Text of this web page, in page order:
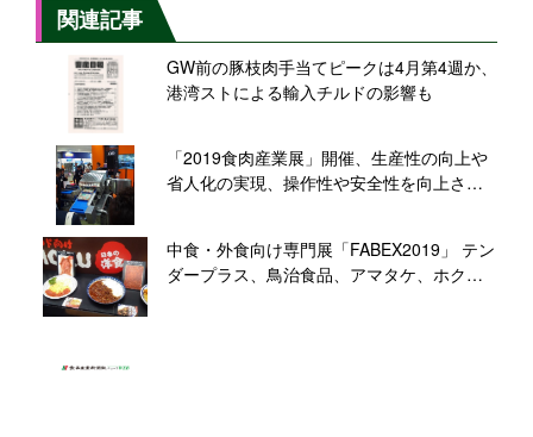
関連記事
GW前の豚枝肉手当てピークは4月第4週か、
港湾ストによる輸入チルドの影響も
「2019食肉産業展」開催、生産性の向上や
省人化の実現、操作性や安全性を向上させ
中食・外食向け専門展「FABEX2019」 テン
ダープラス、鳥治食品、アマタケ、ホクビ